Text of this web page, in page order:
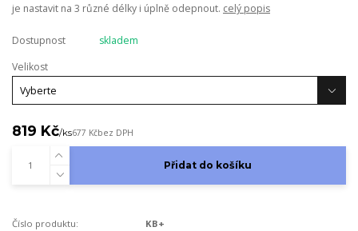
je nastavit na 3 různé délky i úplně odepnout. celý popis
Dostupnost
skladem
Velikost
819 Kč/ks677 Kčbez DPH
Přidat do košíku
Číslo produktu:
KB+